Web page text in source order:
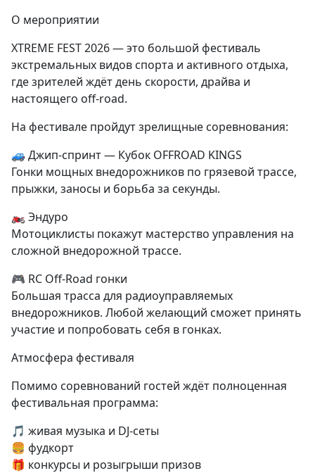
О мероприятии
XTREME FEST 2026 — это большой фестиваль
экстремальных видов спорта и активного отдыха,
где зрителей ждёт день скорости, драйва и
настоящего off-road.
На фестивале пройдут зрелищные соревнования:
🚙 Джип-спринт — Кубок OFFROAD KINGS
Гонки мощных внедорожников по грязевой трассе,
прыжки, заносы и борьба за секунды.
🏍 Эндуро
Мотоциклисты покажут мастерство управления на
сложной внедорожной трассе.
🎮 RC Off-Road гонки
Большая трасса для радиоуправляемых
внедорожников. Любой желающий сможет принять
участие и попробовать себя в гонках.
Атмосфера фестиваля
Помимо соревнований гостей ждёт полноценная
фестивальная программа:
🎵 живая музыка и DJ-сеты
🍔 фудкорт
🎁 конкурсы и розыгрыши призов